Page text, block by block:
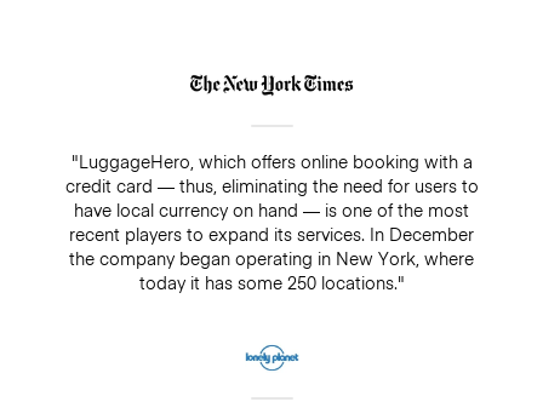
"LuggageHero, which offers online booking with a
credit card — thus, eliminating the need for users to
have local currency on hand — is one of the most
recent players to expand its services. In December
the company began operating in New York, where
today it has some 250 locations."